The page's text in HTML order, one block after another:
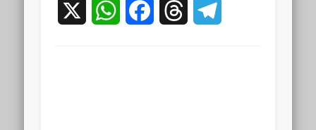
WhatsAppFacebookThreads